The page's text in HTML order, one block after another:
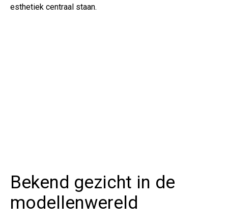
esthetiek centraal staan.
Bekend gezicht in de
modellenwereld